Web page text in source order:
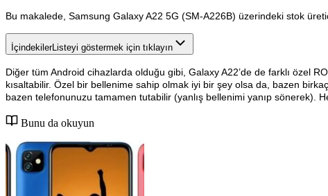
Bu makalede, Samsung Galaxy A22 5G (SM-A226B) üzerindeki stok
İçindekilerListeyi göstermek için tıklayın
Diğer tüm Android cihazlarda olduğu gibi, Galaxy A22’de de farklı özel
kısaltabilir. Özel bir bellenime sahip olmak iyi bir şey olsa da, bazen
bazen telefonunuzu tamamen tutabilir (yanlış bellenimi yanıp sönerek).
Bunu da okuyun